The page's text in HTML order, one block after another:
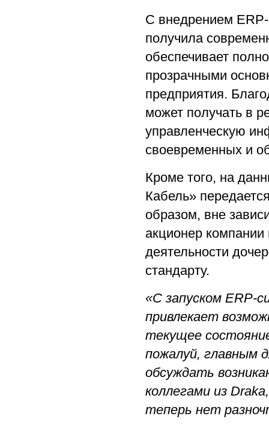
С внедрением
получила
обеспечивает
прозрачными
предприятия.
может получать в
управленческую
своевременных и
Кроме того, на
Кабель»
образом, вне
акционер
деятельности
стандарту.
«С запуском ERP-
привлекает
текущее
пожалуй, главным
обсуждать
коллегами из
теперь нет